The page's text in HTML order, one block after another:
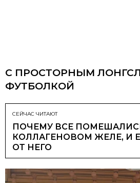
С ПРОСТОРНЫМ
ФУТБОЛКОЙ
СЕЙЧАС ЧИТАЮТ
ПОЧЕМУ ВСЕ
КОЛЛАГЕНОВОМ ЖЕЛЕ, И
ОТ НЕГО